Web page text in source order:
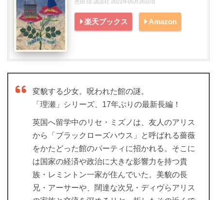
恩田 陸 講談社 2021年05月26日頃
楽天ブックス Amazon
変貌する少女。呪われた館の謎。
「理瀬」シリーズ、17年ぶりの最新長編！
英国へ留学中のリセ・ミズノは、友人のアリス
から「ブラックローズハウス」と呼ばれる薔薇
をかたどった館のパーティに招かれる。そこに
は国家の経済や政治に大きな影響力を持つ貴
族・レミントン一家が住んでいた。美貌の長
兄・アーサーや、闊達な次兄・ディヴらアリス